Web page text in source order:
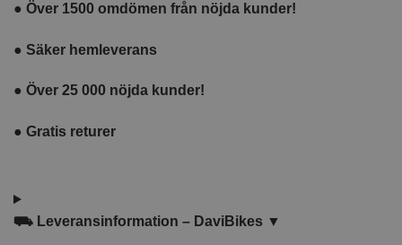
● Över 1500 omdömen från nöjda kunder!
● Säker hemleverans
● Över 25 000 nöjda kunder!
● Gratis returer
⛟ Leveransinformation – DaviBikes ▼